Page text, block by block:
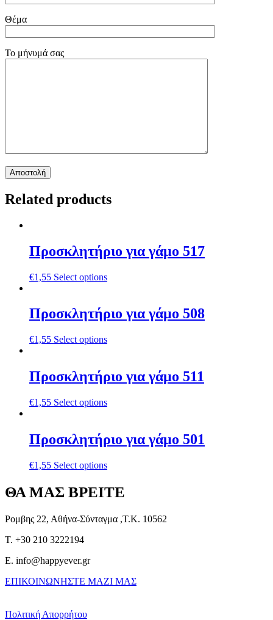
Θέμα
Το μήνυμά σας
Related products
Προσκλητήριο για γάμο 517
€1,55 Select options
Προσκλητήριο για γάμο 508
€1,55 Select options
Προσκλητήριο για γάμο 511
€1,55 Select options
Προσκλητήριο για γάμο 501
€1,55 Select options
ΘΑ ΜΑΣ ΒΡΕΙΤΕ
Ρομβης 22, Αθήνα-Σύνταγμα ,Τ.Κ. 10562
T. +30 210 3222194
E. info@happyever.gr
ΕΠΙΚΟΙΝΩΝΗΣΤΕ ΜΑΖΙ ΜΑΣ
Πολιτική Απορρήτου